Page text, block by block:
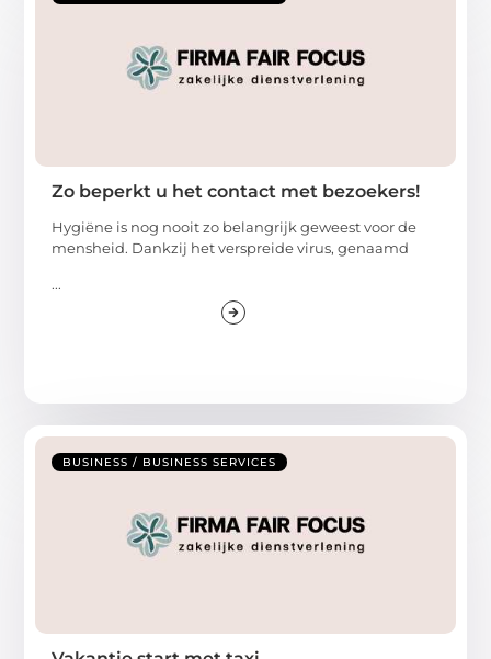
Zo beperkt u het contact met bezoekers!
Hygiëne is nog nooit zo belangrijk geweest voor de
mensheid. Dankzij het verspreide virus, genaamd
...
BUSINESS / BUSINESS SERVICES